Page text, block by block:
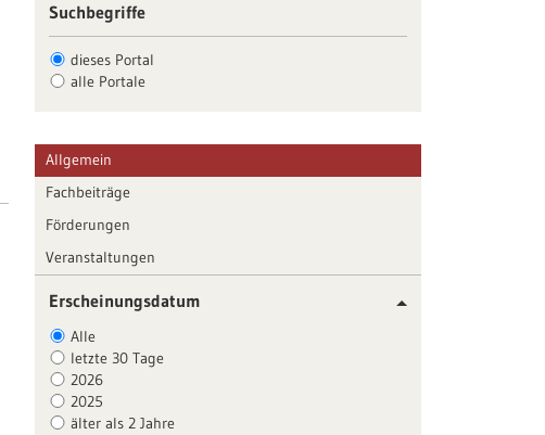
Suchbegriffe
dieses Portal
alle Portale
Allgemein
Fachbeiträge
Förderungen
Veranstaltungen
Erscheinungsdatum
Alle
letzte 30 Tage
2026
2025
älter als 2 Jahre